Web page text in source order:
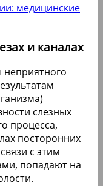
медицинские
и каналах
слезных
процесса,
посторонних
с этим
попадают на